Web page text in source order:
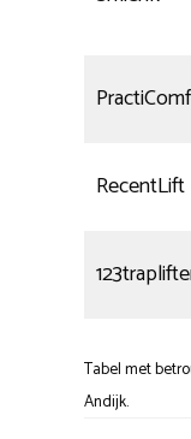
RecentLift
Tabel met
Andijk.